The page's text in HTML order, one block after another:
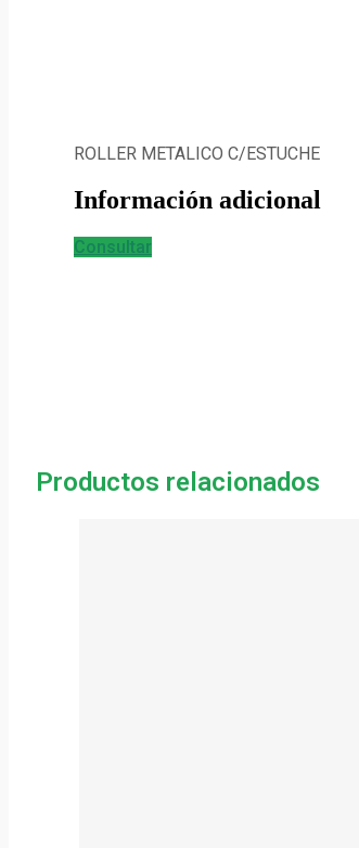
ROLLER METALICO C/ESTUCHE
Información adicional
Consultar
Productos relacionados